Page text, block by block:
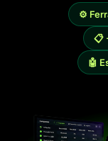
⚙️
📋
🤖